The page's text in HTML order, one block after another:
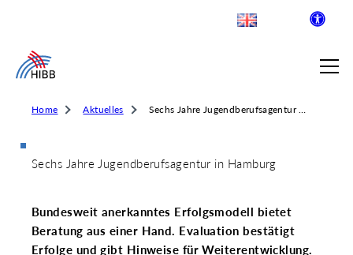
INSTITUT FÜR BERUFLICHE
Home Aktuelles Sechs Jahre Jugendberufsagentur in Hamburg
Sechs Jahre Jugendberufsagentur in Hamburg
Bundesweit anerkanntes Erfolgsmodell bietet
Beratung aus einer Hand. Evaluation bestätigt
Erfolge und gibt Hinweise für Weiterentwicklung.